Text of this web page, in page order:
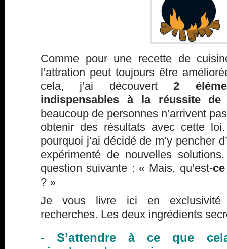
Comme pour une recette de
l’attration peut toujours être
cela, j’ai découvert2
indispensables à la réussite de
beaucoup de personnes n’arrivent
obtenir des résultats avec cette
pourquoi j’ai décidé de m’y pencher
expérimenté de nouvelles
question suivante : « Mais, qu’est-
? »
Je vous livre ici en
recherches. Les deux ingrédients
- S’attendre à ce que